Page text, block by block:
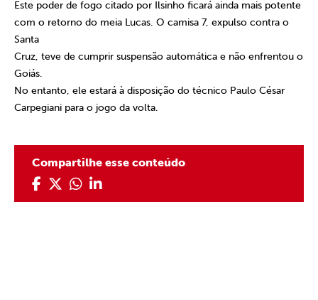
Este poder de fogo citado por Ilsinho ficará ainda mais potente
com o retorno do meia Lucas. O camisa 7, expulso contra o
Santa
Cruz, teve de cumprir suspensão automática e não enfrentou o
Goiás.
No entanto, ele estará à disposição do técnico Paulo César
Carpegiani para o jogo da volta.
Compartilhe esse conteúdo